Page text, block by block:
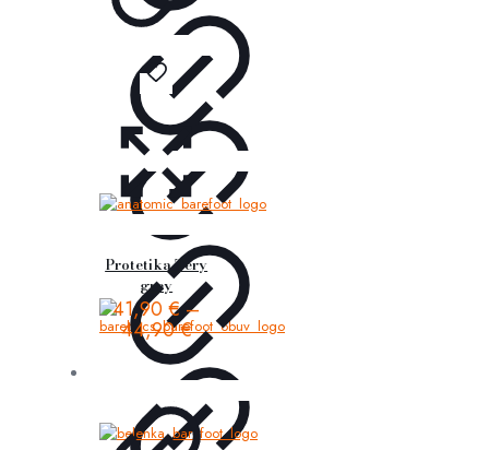
Protetika Tery
grey
41,90€–
44,90€